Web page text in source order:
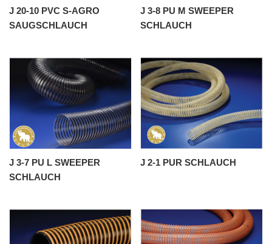
J 20-10 PVC S-AGRO
SAUGSCHLAUCH
J 3-8 PU M SWEEPER
SCHLAUCH
J 3-7 PU L SWEEPER
SCHLAUCH
J 2-1 PUR SCHLAUCH